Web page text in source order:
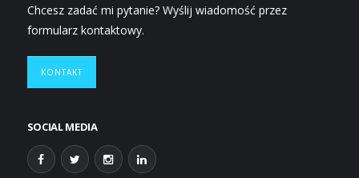
Chcesz zadać mi pytanie? Wyślij wiadomość przez
formularz kontaktowy.
KONTAKT
SOCIAL MEDIA